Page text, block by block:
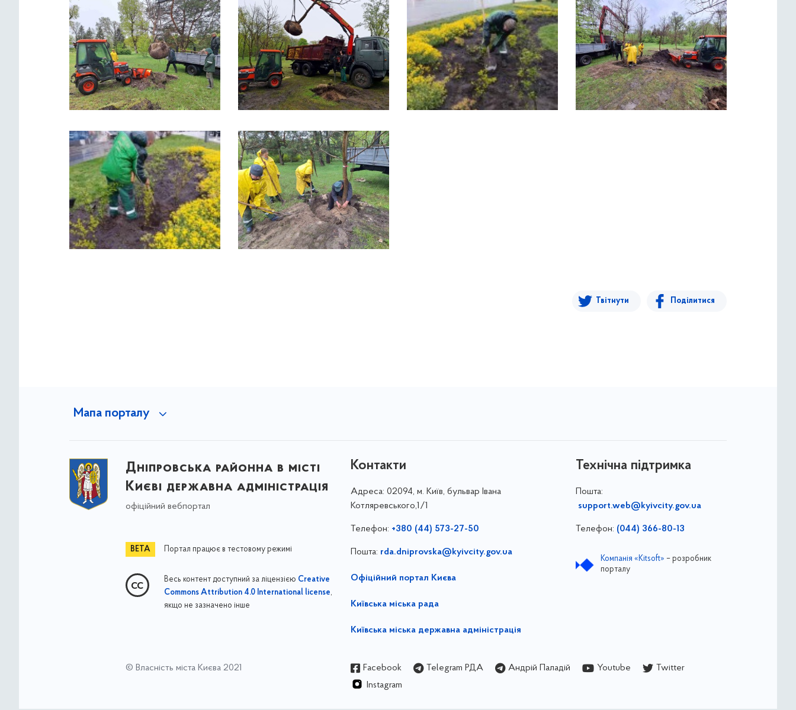
Твітнути Поділитися
Мапа порталу
Дніпровська районна в місті
Києві державна адміністрація
офіційний вебпортал
Портал працює в тестовому режимі
Весь контент доступний за ліцензією Creative
Commons Attribution 4.0 International license,
якщо не зазначено інше
Контакти
Адреса: 02094, м. Київ, бульвар Івана
Котляревського,1/1
Телефон: +380 (44) 573-27-50
Пошта: rda.dniprovska@kyivcity.gov.ua
Офіційний портал Києва
Київська міська рада
Київська міська державна адміністрація
Технічна підтримка
Пошта:
support.web@kyivcity.gov.ua
Телефон: (044) 366-80-13
Компанія «Kitsoft» – розробник
порталу
© Власність міста Києва 2021 Facebook Telegram РДА Андрій Паладій Youtube
Twitter
Instagram